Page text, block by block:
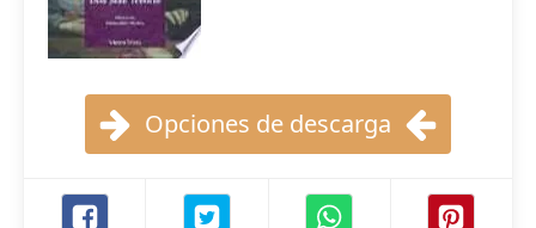
Opciones de descarga